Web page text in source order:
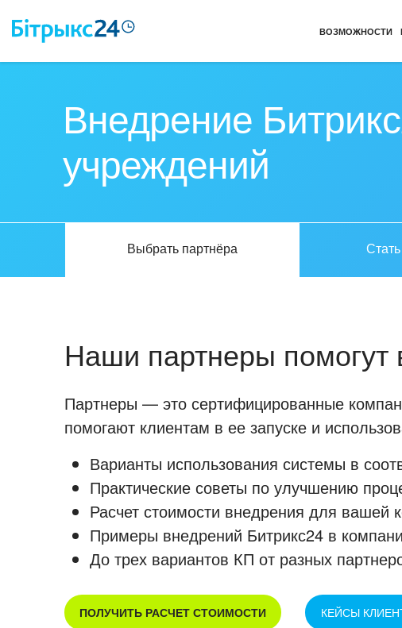
ВОЗМОЖНОСТИ
Внедрение
учреждений
Выбрать партнёра
Наши партнеры помогут
Партнеры — это сертифицированные
помогают клиентам в ее запуске и
Варианты использования системы в
Практические советы по улучшению
Расчет стоимости внедрения для вашей
Примеры внедрений Битрикс24 в
До трех вариантов КП от разных
ПОЛУЧИТЬ РАСЧЕТ СТОИМОСТИ КЕЙСЫ